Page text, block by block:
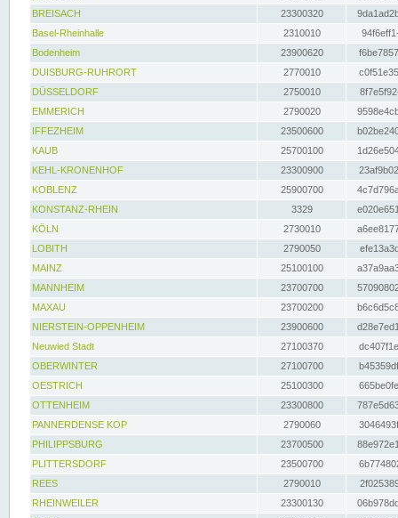
BREISACH
23300320
Basel-Rheinhalle
2310010
Bodenheim
23900620
DUISBURG-RUHRORT
2770010
DÜSSELDORF
2750010
EMMERICH
2790020
IFFEZHEIM
23500600
KAUB
25700100
KEHL-KRONENHOF
23300900
KOBLENZ
25900700
KONSTANZ-RHEIN
3329
KÖLN
2730010
LOBITH
2790050
MAINZ
25100100
MANNHEIM
23700700
MAXAU
23700200
NIERSTEIN-OPPENHEIM
23900600
Neuwied Stadt
27100370
OBERWINTER
27100700
OESTRICH
25100300
OTTENHEIM
23300800
PANNERDENSE KOP
2790060
PHILIPPSBURG
23700500
PLITTERSDORF
23500700
REES
2790010
RHEINWEILER
23300130